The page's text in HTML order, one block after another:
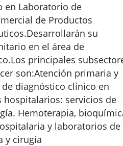
en Laboratorio de
de Productos
su
en el área de
principales
son:Atención primaria y
diagnóstico clínico en
hospitalarios: servicios de
Hemoterapia,
y laboratorios de
y cirugía